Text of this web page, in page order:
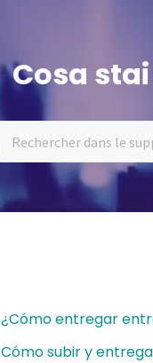
Cosa
¿Cómo entregar
Cómo subir y